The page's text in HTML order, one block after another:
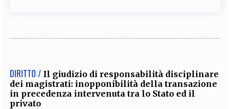
DIRITTO / Il giudizio di responsabilità disciplinare
dei magistrati: inopponibilità della transazione
in precedenza intervenuta tra lo Stato ed il
privato